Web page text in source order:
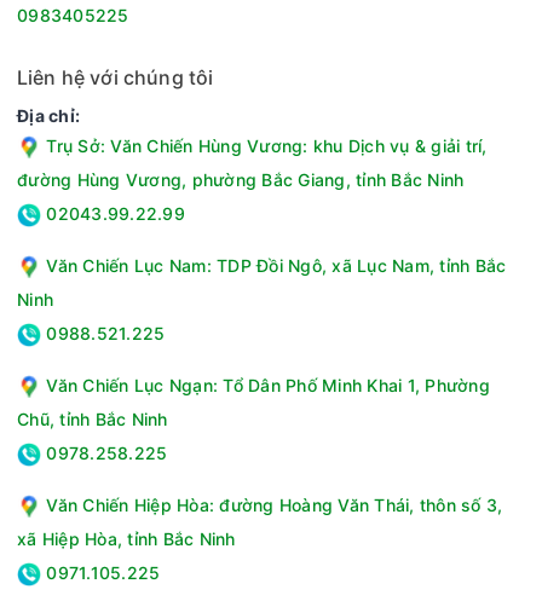
0983405225
Liên hệ với chúng tôi
Địa chỉ:
Trụ Sở: Văn Chiến Hùng Vương: khu Dịch vụ & giải trí,
đường Hùng Vương, phường Bắc Giang, tỉnh Bắc Ninh
02043.99.22.99
Văn Chiến Lục Nam: TDP Đồi Ngô, xã Lục Nam, tỉnh Bắc
Ninh
0988.521.225
Văn Chiến Lục Ngạn: Tổ Dân Phố Minh Khai 1, Phường
Chũ, tỉnh Bắc Ninh
0978.258.225
Văn Chiến Hiệp Hòa: đường Hoàng Văn Thái, thôn số 3,
xã Hiệp Hòa, tỉnh Bắc Ninh
0971.105.225